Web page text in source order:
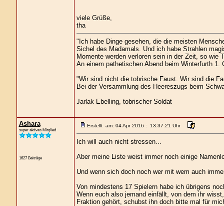
viele Grüße,
tha
"Ich habe Dinge gesehen, die die meisten
Sichel des Madamals. Und ich habe Strahlen
Momente werden verloren sein in der Zeit, so wie
An einem pathetischen Abend beim Winterfurth
"Wir sind nicht die tobrische Faust. Wir sind die
Bei der Versammlung des Heereszugs beim
Jarlak Ebelling, tobrischer Soldat
Ashara
super aktives Mitglied
1627 Beiträge
Erstellt am: 04 Apr 2016 : 13:37:21 Uhr
Ich will auch nicht stressen...
Aber meine Liste weist immer noch einige
Und wenn sich doch noch wer mit wem auch
Von mindestens 17 Spielern habe ich übrigens
Wenn euch also jemand einfällt, von dem ihr
Fraktion gehört, schubst ihn doch bitte mal für